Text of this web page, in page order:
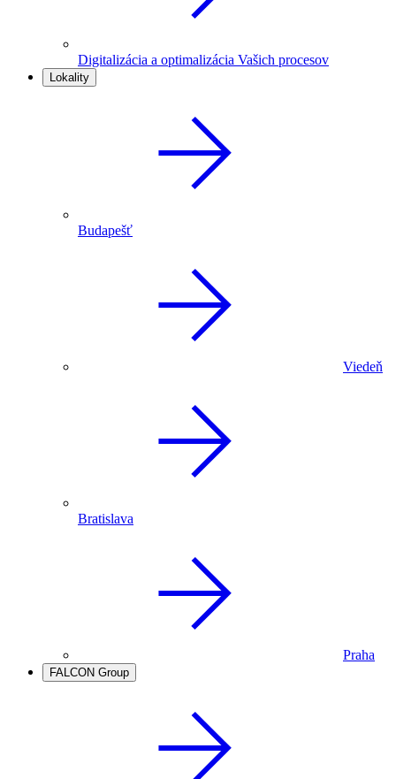
Digitalizácia a optimalizácia Vašich procesov
Lokality
Budapešť
Viedeň
Bratislava
Praha
FALCON Group